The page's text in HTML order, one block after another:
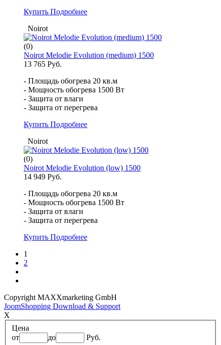
Купить Подробнее
Noirot
(0)
Noirot Melodie Evolution (medium) 1500
13 765 Руб.
- Площадь обогрева 20 кв.м
- Мощность обогрева 1500 Вт
- Защита от влаги
- Защита от перегрева
Купить Подробнее
Noirot
(0)
Noirot Melodie Evolution (low) 1500
14 949 Руб.
- Площадь обогрева 20 кв.м
- Мощность обогрева 1500 Вт
- Защита от влаги
- Защита от перегрева
Купить Подробнее
1
2
Copyright MAXXmarketing GmbH
JoomShopping Download & Support
X
Цена
от
до Руб.